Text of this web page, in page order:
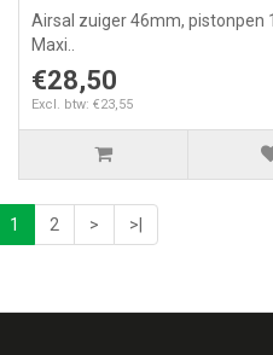
Airsal zuiger 46mm, pistonpen
Maxi..
€28,50
Excl. btw: €23,55
1 2 >
>|